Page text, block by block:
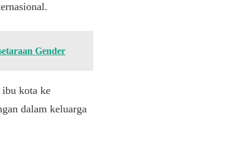
Gender
ibu kota ke
dalam keluarga